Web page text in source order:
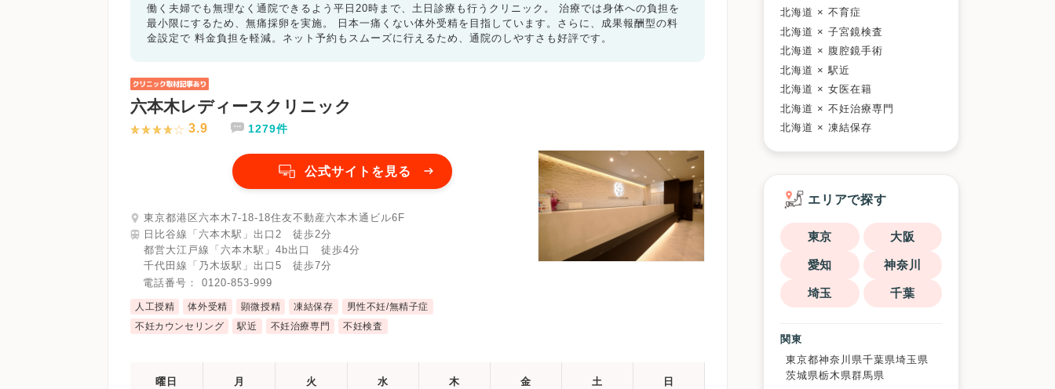
働く夫婦でも無理なく通院できるよう平日20時まで、土日診療も行うクリニック。 治療では身体への負担を
最小限にするため、無痛採卵を実施。 日本一痛くない体外受精を目指しています。さらに、成果報酬型の料
金設定で 料金負担を軽減。ネット予約もスムーズに行えるため、通院のしやすさも好評です。
六本木レディースクリニック
3.9 1279件
公式サイトを見る
東京都港区六本木7-18-18住友不動産六本木通ビル6F
日比谷線「六本木駅」出口2 徒歩2分
都営大江戸線「六本木駅」4b出口 徒歩4分
千代田線「乃木坂駅」出口5 徒歩7分
電話番号： 0120-853-999
人工授精 体外受精 顕微授精 凍結保存
男性不妊/無精子症
不妊カウンセリング
駅近 不妊治療専門 不妊検査
曜日 月 火 水 木 金 土 日
北海道 × 不育症
北海道 × 子宮鏡検査
北海道 × 腹腔鏡手術
北海道 × 駅近
北海道 × 女医在籍
北海道 × 不妊治療専門
北海道 × 凍結保存
エリアで探す
東京 大阪
愛知 神奈川
埼玉 千葉
関東
東京都神奈川県千葉県埼玉県
茨城県栃木県群馬県